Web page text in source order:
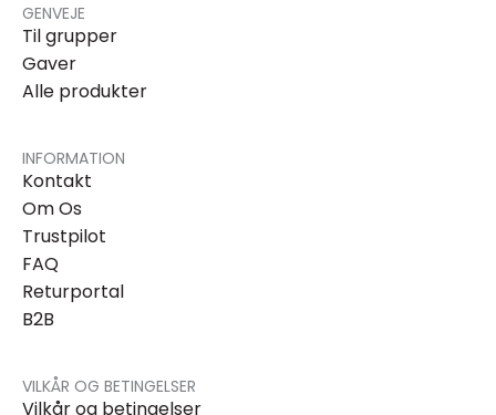
GENVEJE
Til grupper
Gaver
Alle produkter
INFORMATION
Kontakt
Om Os
Trustpilot
FAQ
Returportal
B2B
VILKÅR OG BETINGELSER
Vilkår og betingelser